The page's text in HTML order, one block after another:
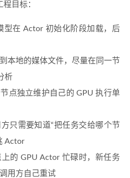
目标：
型在 Actor 初始化阶段加载，后
本地的媒体文件，尽量在同一节
析
点独立维护自己的 GPU 执行单
方只需要知道“把任务交给哪个节
Actor
上的 GPU Actor 忙碌时，新任务
用方自己重试